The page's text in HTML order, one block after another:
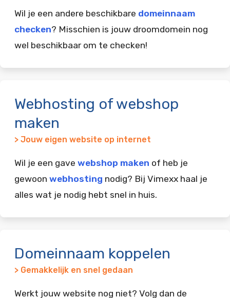
Wil je een andere beschikbare domeinnaam
checken? Misschien is jouw droomdomein nog
wel beschikbaar om te checken!
Webhosting of webshop
maken
> Jouw eigen website op internet
Wil je een gave webshop maken of heb je
gewoon webhosting nodig? Bij Vimexx haal je
alles wat je nodig hebt snel in huis.
Domeinnaam koppelen
> Gemakkelijk en snel gedaan
Werkt jouw website nog niet? Volg dan de